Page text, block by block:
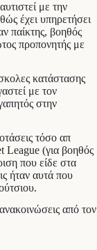
με την
έχει υπηρετήσει
παίκτης, βοηθός
προπονητής με
κατάστασης
με τον
στην
τόσο απ
League (για βοηθός
που είδε στα
ήταν αυτά που
από τον